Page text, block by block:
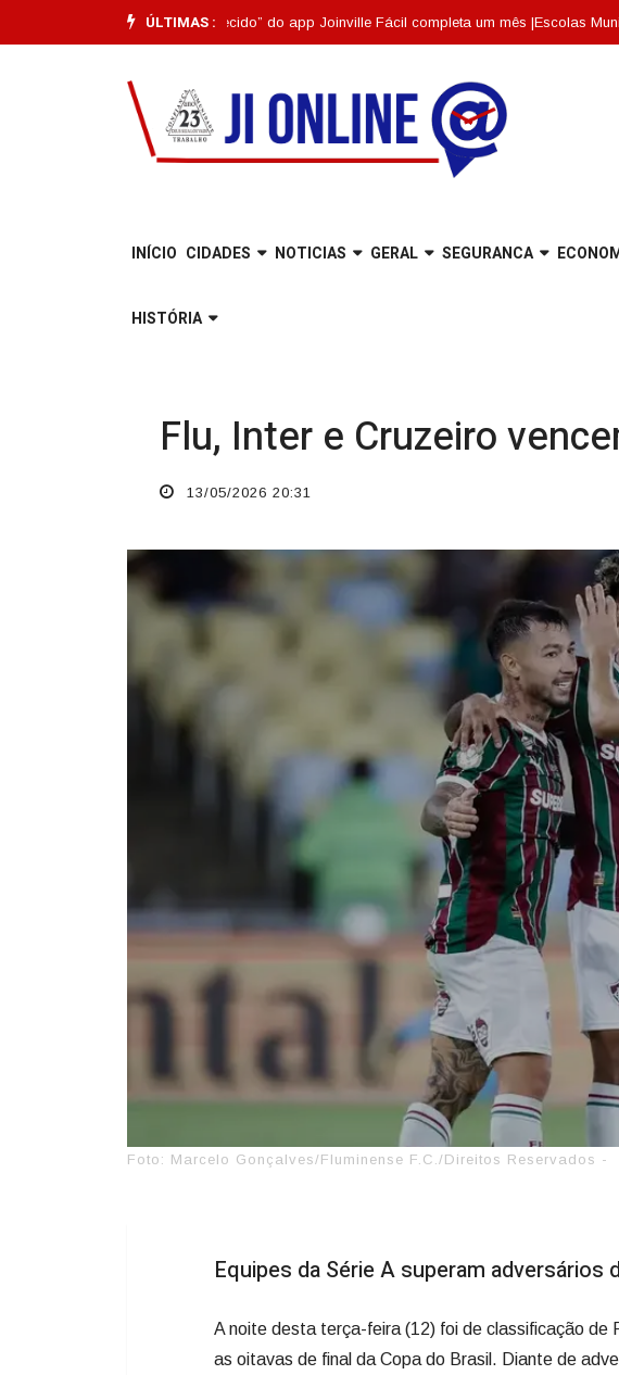
ÚLTIMAS :
“Pet Desaparecido” do app Joinville Fácil completa um mês | Escolas Municipais
INÍCIO CIDADES NOTICIAS GERAL SEGURANCA
HISTÓRIA
Flu, Inter e Cruzeiro
13/05/2026 20:31
Foto: Marcelo Gonçalves/Fluminense F.C./Direitos Reservados -
Equipes da Série A superam
A noite desta terça-feira (12) foi de classificação de
as oitavas de final da Copa do Brasil. Diante de